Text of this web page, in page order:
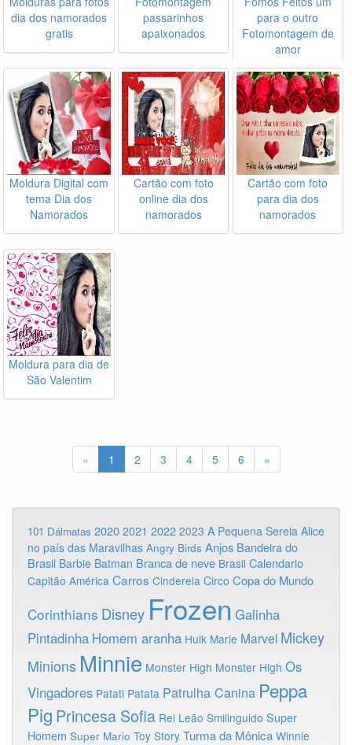
dia dos namorados
gratis
passarinhos
apaixonados
para o outro
Fotomontagem de
amor
Moldura Digital com
tema Dia dos
Namorados
Cartão com foto
online dia dos
namorados
Cartão com foto
para dia dos
namorados
Moldura para dia de
São Valentim
« 1 2 3 4 5 6 »
101 Dálmatas 2020 2021 2022 2023 A Pequena Sereia Alice
no país das Maravilhas Angry Birds Anjos Bandeira do
Brasil Barbie Batman Branca de neve Brasil Calendario
Capitão América Carros Cinderela Circo Copa do Mundo
Corinthians Disney Frozen Galinha
Pintadinha Homem aranha Hulk Marie Marvel Mickey
Minions Minnie Monster High Monster High Os
Vingadores Patati Patata Patrulha Canina Peppa
Pig Princesa Sofia Rei Leão Smilinguido Super
Homem Super Mario Toy Story Turma da Mônica Winnie